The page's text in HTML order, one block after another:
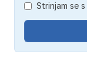
Strinjam se s